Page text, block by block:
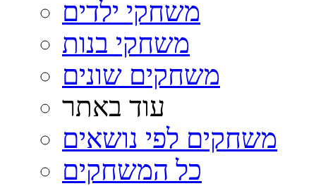
משחקי ילדים
משחקי בנות
משחקים שונים
עוד באתר
משחקים לפי נושאים
כל המשחקים